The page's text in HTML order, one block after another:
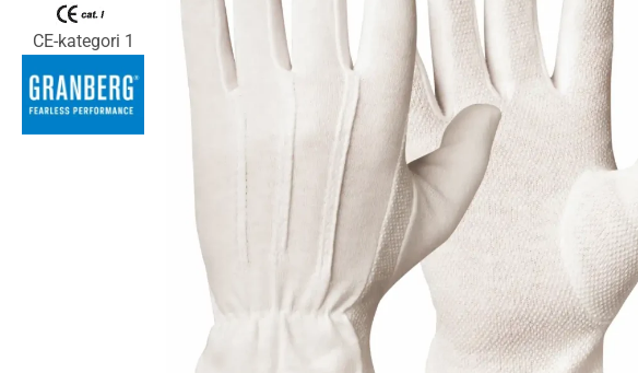
CE-kategori 1